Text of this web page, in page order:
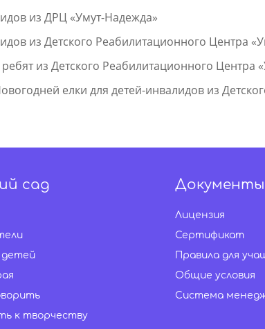
из ДРЦ «Умут-Надежда»
из Детского Реабилитационного Центра
из Детского Реабилитационного Центра
елки для детей-инвалидов из
сад
детей
к творчеству
Документы
Лицензия
Сертификат
Правила для
Общие условия
Система